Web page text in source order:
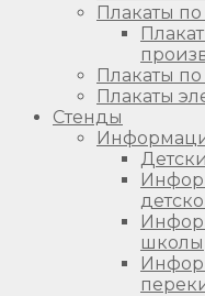
Плакаты
Плакаты
Плакаты
Стенды
школы